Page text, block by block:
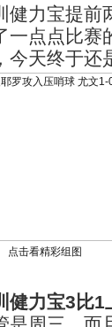
宝提前两
一点点比赛
今天终于还
点击看精彩组图
健力宝3比1